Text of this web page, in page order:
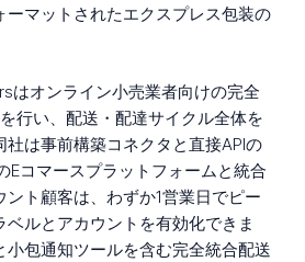
ーマットされたエクスプレス包装の
はオンライン小売業者向けの完全
行い、配送・配達サイクル全体を
社は事前構築コネクタと直接APIの
Eコマースプラットフォームと統合
ント顧客は、わずか1営業日でピー
ルとアカウントを有効化できま
小包通知ツールを含む完全統合配送